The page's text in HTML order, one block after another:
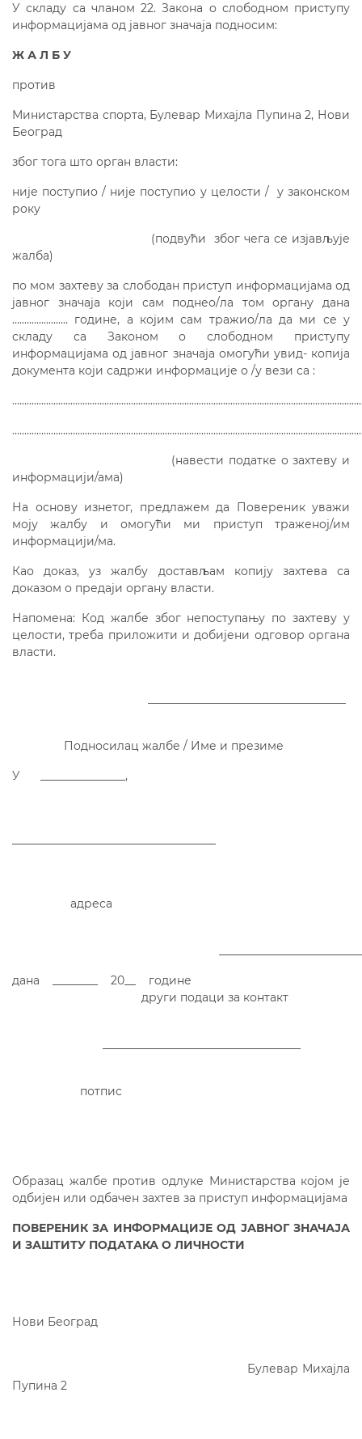
У складу са чланом 22. Закона о слободном приступу
информацијама од јавног значаја подносим:
Ж А Л Б У
против
Министарства спорта, Булевар Михајла Пупина 2, Нови
Београд
због тога што орган власти:
није поступио / није поступио у целости / у законском
року
(подвући због чега се изјављује
жалба)
по мом захтеву за слободан приступ информацијама од
јавног значаја који сам поднео/ла том органу дана
….................... године, а којим сам тражио/ла да ми се у
складу са Законом о слободном приступу
информацијама од јавног значаја омогући увид- копија
документа који садржи информације о /у вези са :
(навести податке о захтеву и
информацији/ама)
На основу изнетог, предлажем да Повереник уважи
моју жалбу и омогући ми приступ траженој/им
информацији/ма.
Као доказ, уз жалбу достављам копију захтева са
доказом о предаји органу власти.
Напомена: Код жалбе због непоступању по захтеву у
целости, треба приложити и добијени одговор органа
власти.
Подносилац жалбе / Име и презиме
У _______________,
адреса
дана ________ 20__ године
други подаци за контакт
потпис
Образац жалбе против одлуке Министарства којом је
одбијен или одбачен захтев за приступ информацијама
ПОВЕРЕНИК ЗА ИНФОРМАЦИЈЕ ОД ЈАВНОГ ЗНАЧАЈА
И ЗАШТИТУ ПОДАТАКА О ЛИЧНОСТИ
Нови Београд
Булевар Михајла
Пупина 2